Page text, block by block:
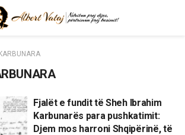
Fjalët e fundit të Sheh Ibrahim
Karbunarës para pushkatimit:
Djem mos harroni Shqipërinë, të